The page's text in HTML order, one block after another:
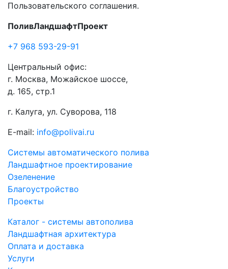
Пользовательского соглашения.
ПоливЛандшафтПроект
+7 968 593-29-91
Центральный офис:
г. Москва, Можайское шоссе,
д. 165, стр.1
г. Калуга, ул. Суворова, 118
E-mail: info@polivai.ru
Системы автоматического полива
Ландшафтное проектирование
Озеленение
Благоустройство
Проекты
Каталог - системы автополива
Ландшафтная архитектура
Оплата и доставка
Услуги